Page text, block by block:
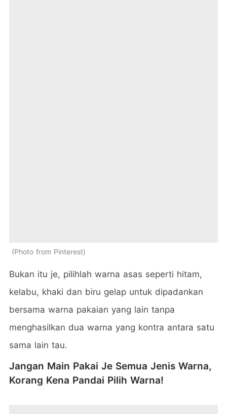
Photo from Pinterest
Bukan itu je, pilihlah warna asas seperti hitam,
kelabu, khaki dan biru gelap untuk dipadankan
bersama warna pakaian yang lain tanpa
menghasilkan dua warna yang kontra antara satu
sama lain tau.
Jangan Main Pakai Je Semua Jenis Warna,
Korang Kena Pandai Pilih Warna!